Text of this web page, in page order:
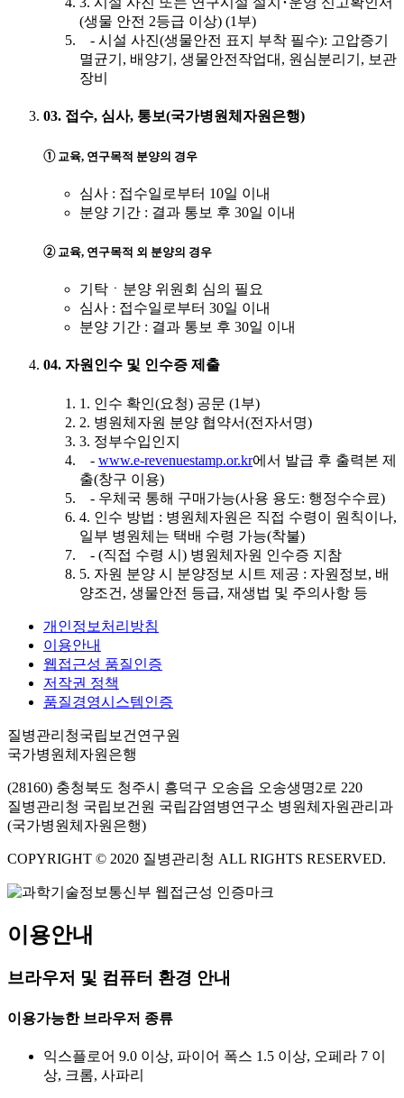
(생물 안전 2등급 이상) (1부)
- 시설 사진(생물안전 표지 부착 필수): 고압증기
멸균기, 배양기, 생물안전작업대, 원심분리기, 보관
장비
03. 접수, 심사, 통보(국가병원체자원은행)
➀ 교육, 연구목적 분양의 경우
심사 : 접수일로부터 10일 이내
분양 기간 : 결과 통보 후 30일 이내
➁ 교육, 연구목적 외 분양의 경우
기탁ㆍ분양 위원회 심의 필요
심사 : 접수일로부터 30일 이내
분양 기간 : 결과 통보 후 30일 이내
04. 자원인수 및 인수증 제출
1. 인수 확인(요청) 공문 (1부)
2. 병원체자원 분양 협약서(전자서명)
3. 정부수입인지
- www.e-revenuestamp.or.kr에서 발급 후 출력본 제
출(창구 이용)
- 우체국 통해 구매가능(사용 용도: 행정수수료)
4. 인수 방법 : 병원체자원은 직접 수령이 원칙이나,
일부 병원체는 택배 수령 가능(착불)
- (직접 수령 시) 병원체자원 인수증 지참
5. 자원 분양 시 분양정보 시트 제공 : 자원정보, 배
양조건, 생물안전 등급, 재생법 및 주의사항 등
개인정보처리방침
이용안내
웹접근성 품질인증
저작권 정책
품질경영시스템인증
질병관리청국립보건연구원
국가병원체자원은행
(28160) 충청북도 청주시 흥덕구 오송읍 오송생명2로 220
질병관리청 국립보건원 국립감염병연구소 병원체자원관리과
(국가병원체자원은행)
COPYRIGHT © 2020 질병관리청 ALL RIGHTS RESERVED.
이용안내
브라우저 및 컴퓨터 환경 안내
이용가능한 브라우저 종류
익스플로어 9.0 이상, 파이어 폭스 1.5 이상, 오페라 7 이
상, 크롬, 사파리